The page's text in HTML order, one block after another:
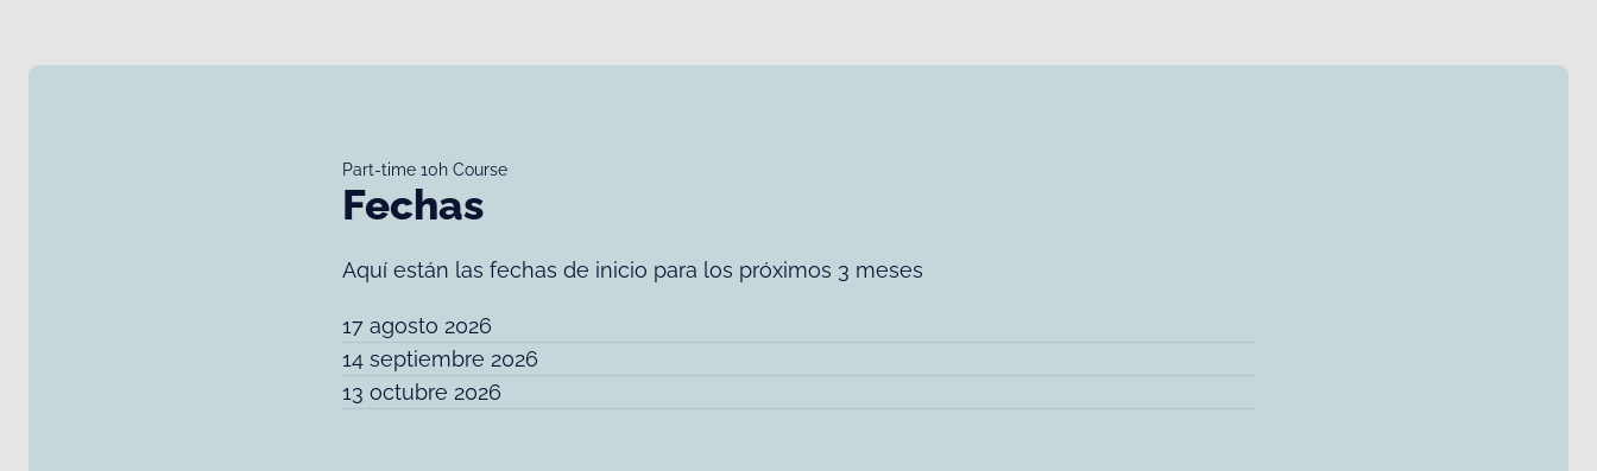
Part-time 10h Course
Fechas
Aquí están las fechas de inicio para los próximos 3 meses
17 agosto 2026
14 septiembre 2026
13 octubre 2026